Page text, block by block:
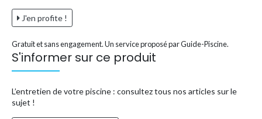
J'en profite !
Gratuit et sans engagement. Un service proposé par Guide-Piscine.
S'informer sur ce produit
L’entretien de votre piscine : consultez tous nos articles sur le
sujet !